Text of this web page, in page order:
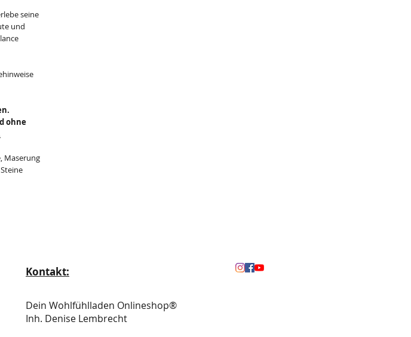
seine
und
ohne
Maserung
Kontakt:
Dein Wohlfühlladen Onlineshop®
Inh. Denise Lembrecht